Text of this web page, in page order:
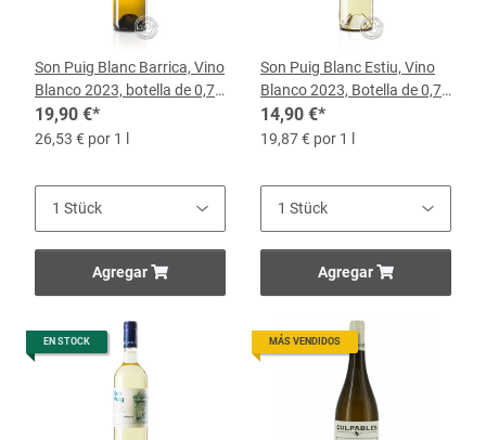
Son Puig Blanc Barrica, Vino
Blanco 2023, botella de 0,75
l19,90 €*
26,53 € por 1 l
Agregar
Son Puig Blanc Estiu, Vino
Blanco 2023, Botella de 0,75
l14,90 €*
19,87 € por 1 l
Agregar
EN STOCK MÁS VENDIDOS